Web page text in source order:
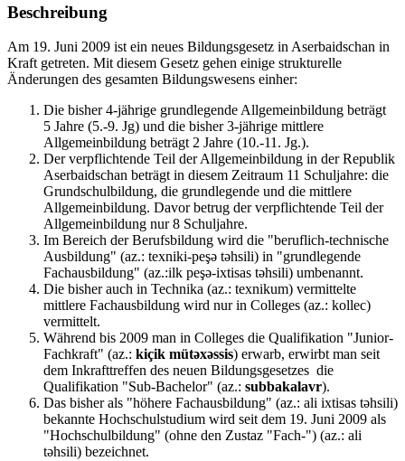
Beschreibung
Am 19. Juni 2009 ist ein neues Bildungsgesetz in Aserbaidschan in
Kraft getreten. Mit diesem Gesetz gehen einige strukturelle
Änderungen des gesamten Bildungswesens einher:
Die bisher 4-jährige grundlegende Allgemeinbildung beträgt
5 Jahre (5.-9. Jg) und die bisher 3-jährige mittlere
Allgemeinbildung beträgt 2 Jahre (10.-11. Jg.).
Der verpflichtende Teil der Allgemeinbildung in der Republik
Aserbaidschan beträgt in diesem Zeitraum 11 Schuljahre: die
Grundschulbildung, die grundlegende und die mittlere
Allgemeinbildung. Davor betrug der verpflichtende Teil der
Allgemeinbildung nur 8 Schuljahre.
Im Bereich der Berufsbildung wird die "beruflich-technische
Ausbildung" (az.: texniki-peşə təhsili) in "grundlegende
Fachausbildung" (az.:ilk peşə-ixtisas təhsili) umbenannt.
Die bisher auch in Technika (az.: texnikum) vermittelte
mittlere Fachausbildung wird nur in Colleges (az.: kollec)
vermittelt.
Während bis 2009 man in Colleges die Qualifikation "Junior-
Fachkraft" (az.: kiçik mütəxəssis) erwarb, erwirbt man seit
dem Inkrafttreffen des neuen Bildungsgesetzes die
Qualifikation "Sub-Bachelor" (az.: subbakalavr).
Das bisher als "höhere Fachausbildung" (az.: ali ixtisas təhsili)
bekannte Hochschulstudium wird seit dem 19. Juni 2009 als
"Hochschulbildung" (ohne den Zustaz "Fach-") (az.: ali
təhsili) bezeichnet.